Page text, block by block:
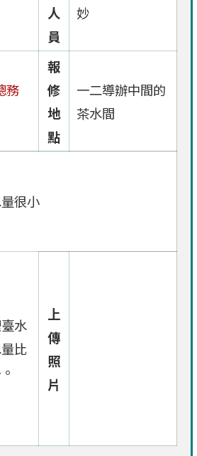
人
員
妙
務
報
修
地
點
一二導辦中間的
茶水間
很小
水
比
上
傳
照
片